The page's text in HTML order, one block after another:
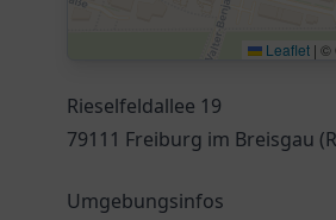
Leaflet | ©
Rieselfeldallee 19
79111 Freiburg im Breisgau
Umgebungsinfos